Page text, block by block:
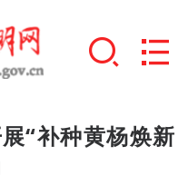
“补种黄杨焕新